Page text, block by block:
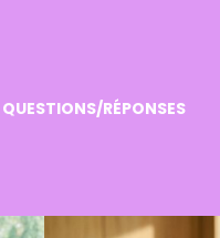
QUESTIONS/RÉPONSES